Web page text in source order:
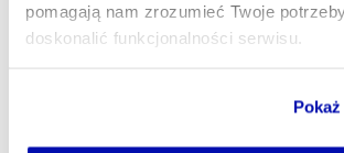
pomagają nam zrozumieć Twoje
doskonalić funkcjonalności serwisu.
Jeżeli nie wyrażasz zgody na